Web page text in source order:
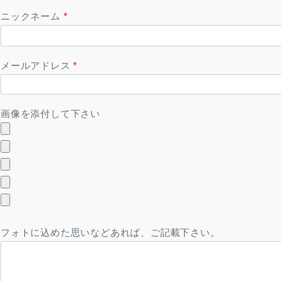
ニックネーム *
メールアドレス*
画像を添付して下さい
フォトに込めた思いなどあれば、ご記載下さい。